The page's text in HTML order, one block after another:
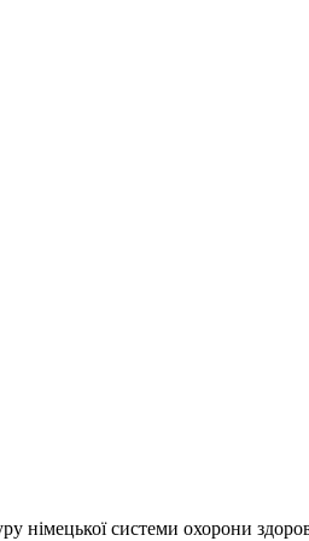
системи охорони